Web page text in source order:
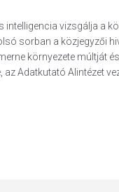
intelligencia vizsgálja a
sorban a közjegyzői
környezete múltját
Adatkutató Alintézet